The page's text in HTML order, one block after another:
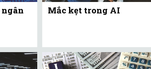
Mắc kẹt trong AI